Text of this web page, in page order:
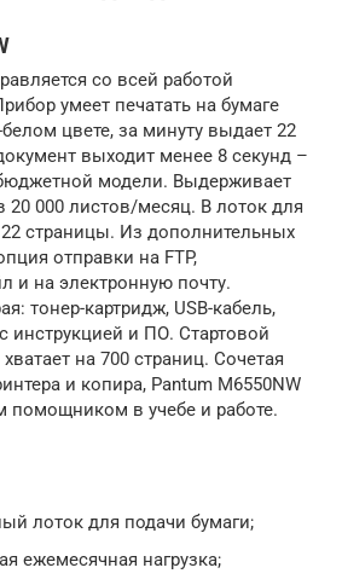
со всей работой
умеет печатать на бумаге
цвете, за минуту выдает 22
выходит менее 8 секунд –
модели. Выдерживает
20 000 листов/месяц. В лоток для
страницы. Из дополнительных
отправки на FTP,
и на электронную почту.
тонер-картридж, USB-кабель,
инструкцией и ПО. Стартовой
на 700 страниц. Сочетая
и копира, Pantum M6550NW
помощником в учебе и работе.
лоток для подачи бумаги;
ежемесячная нагрузка;